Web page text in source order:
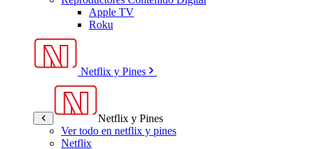
Apple TV
Roku
Netflix y Pines
Netflix y Pines
Ver todo en netflix y pines
Netflix